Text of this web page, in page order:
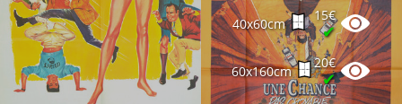
40x60cm
15€
✔
60x160cm
20€
✔